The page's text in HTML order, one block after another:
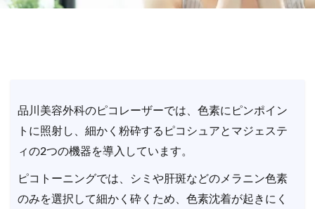
品川美容外科のピコレーザーでは、色素にピンポイン
トに照射し、細かく粉砕するピコシュアとマジェステ
ィの2つの機器を導入しています。
ピコトーニングでは、シミや肝斑などのメラニン色素
のみを選択して細かく砕くため、色素沈着が起きにく